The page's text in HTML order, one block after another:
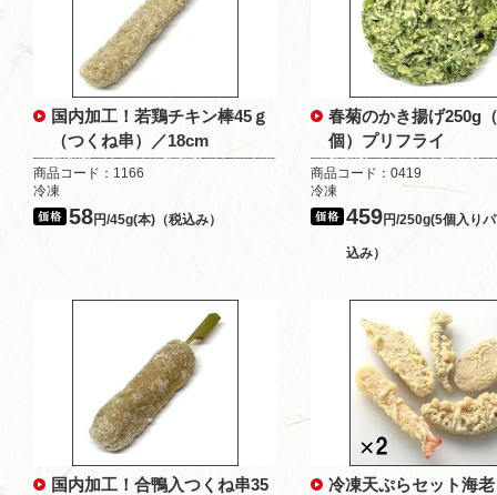
国内加工！若鶏チキン棒45ｇ
（つくね串）／18cm
商品コード：1166
冷凍
58円/45g(本)（税込み）
春菊のかき揚げ250g
個）プリフライ
商品コード：0419
冷凍
459円/250g(5個入り
込み）
国内加工！合鴨入つくね串35 冷凍天ぷらセット海